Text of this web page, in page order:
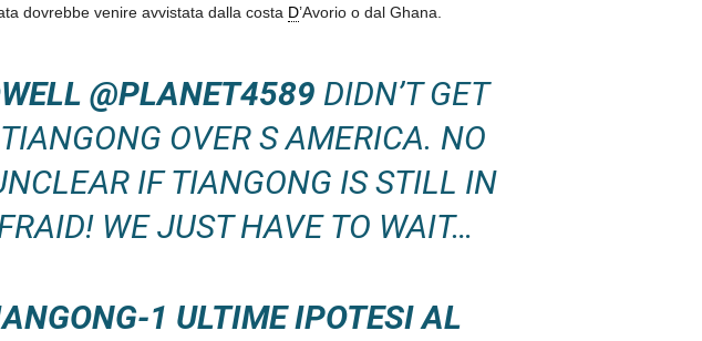
dovrebbe venire avvistata dalla costa D’Avorio o dal Ghana.
@PLANET4589 DIDN’T GET
OVER S AMERICA. NO
IF TIANGONG IS STILL IN
WE JUST HAVE TO WAIT…
1 ULTIME IPOTESI AL